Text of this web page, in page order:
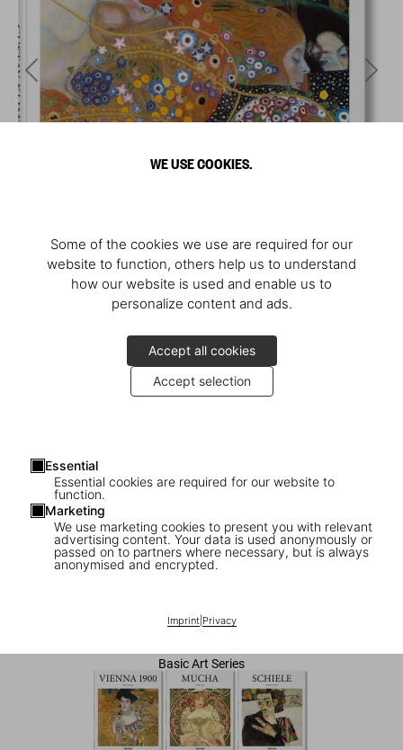
WE USE COOKIES.
Some of the cookies we use are required for our
website to function, others help us to understand
how our website is used and enable us to
personalize content and ads.
Accept all cookies
Accept selection
Essential
Essential cookies are required for our website to
function.
Marketing
We use marketing cookies to present you with relevant
advertising content. Your data is used anonymously or
passed on to partners where necessary, but is always
anonymised and encrypted.
Imprint| Privacy
1/7
US$ 20
Basic Art Series